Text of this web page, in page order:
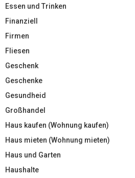
Essen und Trinken
Finanziell
Firmen
Fliesen
Geschenk
Geschenke
Gesundheid
Großhandel
Haus kaufen (Wohnung kaufen)
Haus mieten (Wohnung mieten)
Haus und Garten
Haushalte